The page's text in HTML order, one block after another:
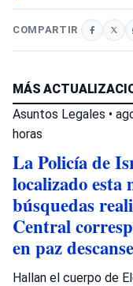
COMPARTIR
MÁS
Asuntos Legales •
horas
La Policía de
localizado esta
búsquedas
Central
en paz
Hallan el cuerpo de